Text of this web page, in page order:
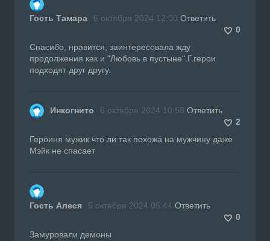
Гость Тамара 6 октября 2024 12:00 Ответить
0
Спасибо, нравится, заинтересовала жду
продолжения как и "Любовь в пустыне".Г.герои
подходят друг другу.
Инкогнито 6 октября 2024 10:58 Ответить
2
Героиня мужик что ли так похожа на мужчину даже
Мэйк не спасает
Гость Алеся 5 октября 2024 05:44 Ответить
0
Замуровали демоны